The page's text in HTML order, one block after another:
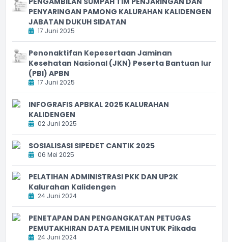
PENYARINGAN PAMONG KALURAHAN KALIDENGEN
JABATAN DUKUH SIDATAN
17 Juni 2025
Penonaktifan Kepesertaan Jaminan
Kesehatan Nasional (JKN) Peserta Bantuan Iur
(PBI) APBN
17 Juni 2025
INFOGRAFIS APBKAL 2025 KALURAHAN
KALIDENGEN
02 Juni 2025
SOSIALISASI SIPEDET CANTIK 2025
06 Mei 2025
PELATIHAN ADMINISTRASI PKK DAN UP2K
Kalurahan Kalidengen
24 Juni 2024
PENETAPAN DAN PENGANGKATAN PETUGAS
PEMUTAKHIRAN DATA PEMILIH UNTUK Pilkada
24 Juni 2024